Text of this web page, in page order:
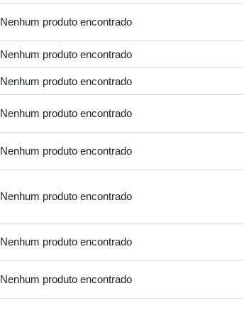
Nenhum produto encontrado
Nenhum produto encontrado
Nenhum produto encontrado
Nenhum produto encontrado
Nenhum produto encontrado
Nenhum produto encontrado
Nenhum produto encontrado
Nenhum produto encontrado